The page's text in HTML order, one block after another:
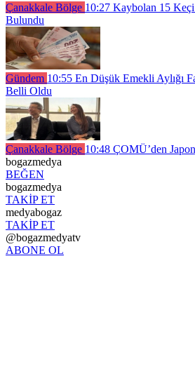
Çanakkale Bölge 10:27 Kaybolan 15 Keçi
Bulundu
Gündem 10:55 En Düşük Emekli Aylığı
Belli Oldu
Çanakkale Bölge 10:48 ÇOMÜ’den
bogazmedya
BEĞEN
bogazmedya
TAKİP ET
medyabogaz
TAKİP ET
@bogazmedyatv
ABONE OL